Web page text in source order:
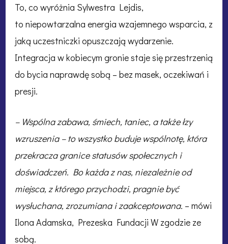
To, co wyróżnia Sylwestra Lejdis,
to niepowtarzalna energia wzajemnego wsparcia, z
jaką uczestniczki opuszczają wydarzenie.
Integracja w kobiecym gronie staje się przestrzenią
do bycia naprawdę sobą – bez masek, oczekiwań i
presji.
– Wspólna zabawa, śmiech, taniec, a także łzy
wzruszenia – to wszystko buduje wspólnotę, która
przekracza granice statusów społecznych i
doświadczeń. Bo każda z nas, niezależnie od
miejsca, z którego przychodzi, pragnie być
wysłuchana, zrozumiana i zaakceptowana. – mówi
Ilona Adamska, Prezeska Fundacji W zgodzie ze
sobą.